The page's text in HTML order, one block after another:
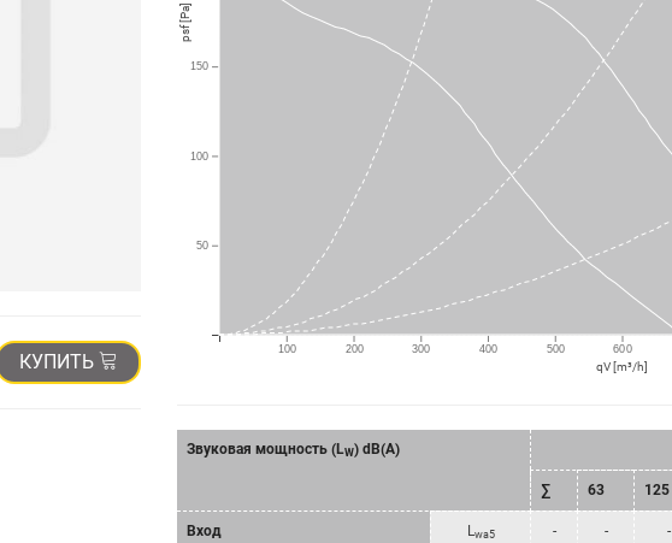
КУПИТЬ
100 200 300 400 500 600
psf [Pa]
150
100
50
qV [m³/h]
Звуковая мощность (LW) dB(A)
∑ 63 125
Bход Lwa5 - - -